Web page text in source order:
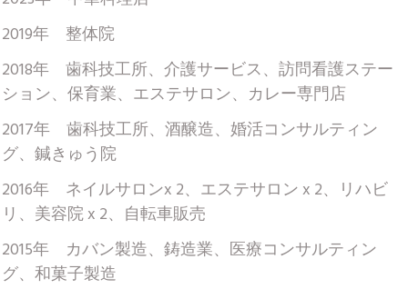
2019年 整体院
2018年 歯科技工所、介護サービス、訪問看護ステー
ション、保育業、エステサロン、カレー専門店
2017年 歯科技工所、酒醸造、婚活コンサルティン
グ、鍼きゅう院
2016年 ネイルサロンx 2、エステサロン x 2、リハビ
リ、美容院 x 2、自転車販売
2015年 カバン製造、鋳造業、医療コンサルティン
グ、和菓子製造